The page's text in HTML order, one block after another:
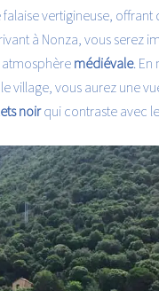
falaise vertigineuse,
à Nonza, vous serez
médiévale. En
village, vous aurez une
noirqui contraste avec